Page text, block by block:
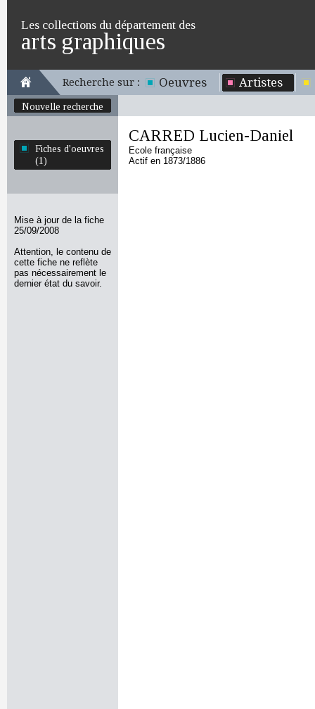
Les collections du département des
arts graphiques
Recherche sur : Oeuvres Artistes
Nouvelle recherche
Fiches d'oeuvres
(1)
Mise à jour de la fiche
25/09/2008
Attention, le contenu de
cette fiche ne reflète
pas nécessairement le
dernier état du savoir.
CARRED Lucien-Daniel
Ecole française
Actif en 1873/1886